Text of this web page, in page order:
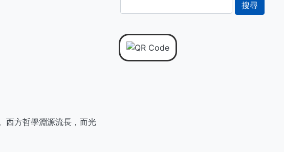
西方哲學淵源流長，而光
尋